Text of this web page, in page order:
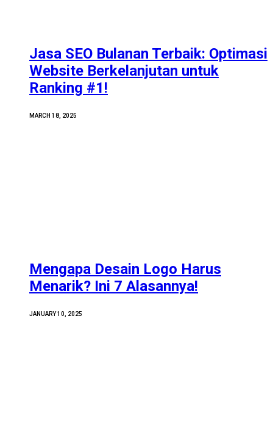
Jasa SEO Bulanan Terbaik: Optimasi
Website Berkelanjutan untuk
Ranking #1!
MARCH 18, 2025
Mengapa Desain Logo Harus
Menarik? Ini 7 Alasannya!
JANUARY 10, 2025